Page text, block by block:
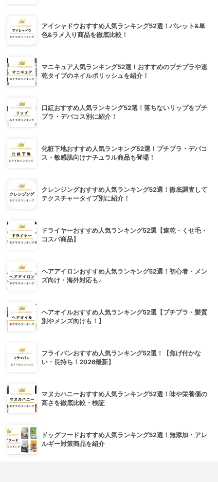
アイシャドウおすすめ人気ランキング52選！パレット&単
色&ラメ入り商品を徹底比較！
マニキュア人気ランキング52選！おすすめのプチプラや速
乾タイプのネイルポリッシュを紹介！
口紅おすすめ人気ランキング52選！落ちないリップをプチ
プラ・デパコス別に紹介！
化粧下地おすすめ人気ランキング52選！プチプラ・デパコ
ス・敏感肌向けナチュラル商品も登場！
クレンジングおすすめ人気ランキング52選！徹底調査して
テクスチャータイプ別に紹介！
ドライヤーおすすめ人気ランキング52選【速乾・くせ毛・
コスパ商品】
ヘアアイロンおすすめ人気ランキング52選！初心者・メン
ズ向け・海外対応も♪
ヘアオイルおすすめ人気ランキング52選【プチプラ・髪質
別やメンズ向けも！】
フライパンおすすめ人気ランキング52選！【焦げ付かな
い・長持ち！2026最新】
マヌカハニーおすすめ人気ランキング52選！味や栄養価の
高さを徹底比較・検証
ドッグフードおすすめ人気ランキング52選！無添加・アレ
ルギー対策商品を紹介